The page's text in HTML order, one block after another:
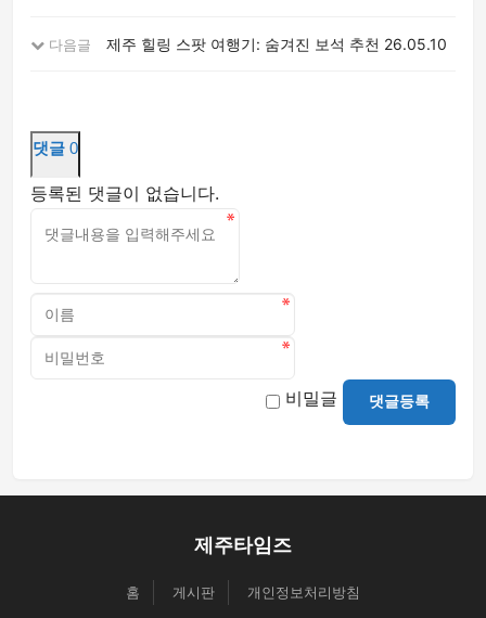
다음글 제주 힐링 스팟 여행기: 숨겨진 보석 추천 26.05.10
댓글 0
등록된 댓글이 없습니다.
비밀글 댓글등록
제주타임즈
홈 게시판 개인정보처리방침